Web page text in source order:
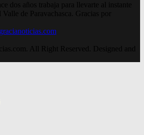
dos años trabaja para llevarte al instante
Valle de Paravachasca. Gracias por
All Right Reserved. Designed and